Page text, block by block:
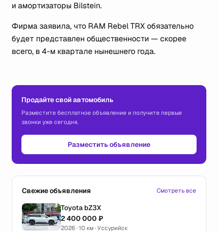
и амортизаторы Bilstein.
Фирма заявила, что RАМ Rebel TRX обязательно
будет представлен общественности — скорее
всего, в 4-м квартале нынешнего года.
Продайте свой автомобиль
Разместите бесплатное объявление и получите первые
звонки уже сегодня.
Разместить объявление
Свежие объявления Смотреть все
Toyota bZ3X
2 400 000 ₽
2026 · 10 км · Уссурийск